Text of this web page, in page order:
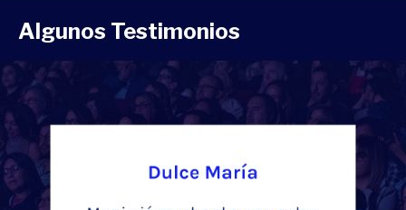
Algunos Testimonios